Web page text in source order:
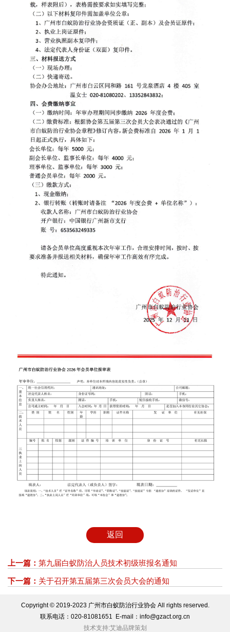
返回
上一篇： 第九届白蚁防治人员技术初级班报名通知
下一篇： 关于召开第五届第三次会员大会的通知
Copyright © 2019-2023 广州市白蚁防治行业协会 All rights reserved.
联系电话：020-81081651 E-mail：info@gzact.org.cn
技术支持:艾迪品牌策划